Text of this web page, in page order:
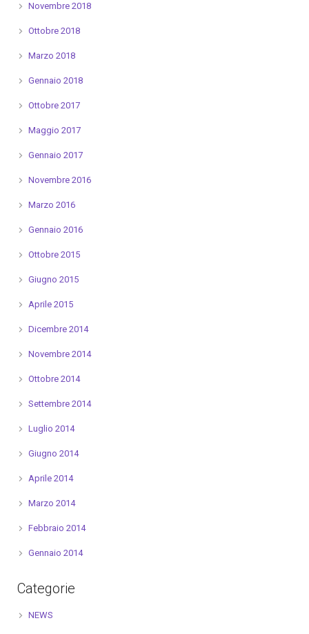
Novembre 2018
Ottobre 2018
Marzo 2018
Gennaio 2018
Ottobre 2017
Maggio 2017
Gennaio 2017
Novembre 2016
Marzo 2016
Gennaio 2016
Ottobre 2015
Giugno 2015
Aprile 2015
Dicembre 2014
Novembre 2014
Ottobre 2014
Settembre 2014
Luglio 2014
Giugno 2014
Aprile 2014
Marzo 2014
Febbraio 2014
Gennaio 2014
Categorie
NEWS